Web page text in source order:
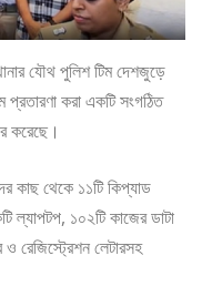
যৌথ পুলিশ টিম দেশজুড়ে
প্রতারণা করা একটি সংগঠিত
করেছে।
কাছ থেকে ১১টি কিপ্যাড
ল্যাপটপ, ১০২টি কাজের ডাটা
রেজিস্ট্রেশন লেটারসহ